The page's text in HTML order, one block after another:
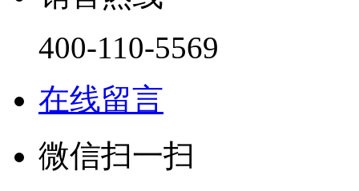
400-110-5569
在线留言
微信扫一扫